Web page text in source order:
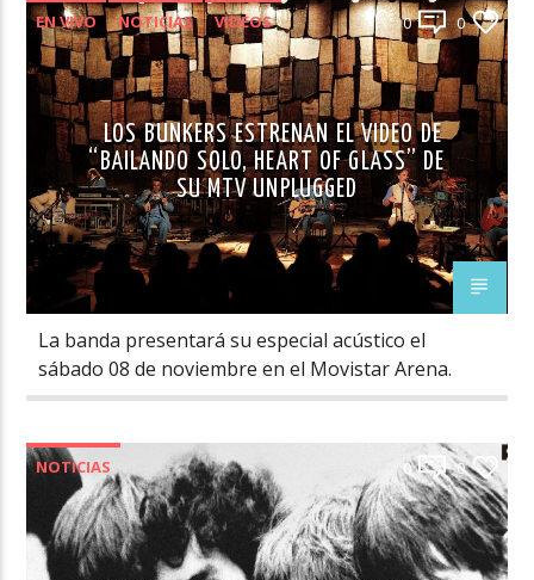
EN VIVO NOTICIAS VIDEOS 0 0
LOS BUNKERS ESTRENAN EL VIDEO DE
“BAILANDO SOLO, HEART OF GLASS” DE
SU MTV UNPLUGGED
La banda presentará su especial acústico el
sábado 08 de noviembre en el Movistar Arena.
NOTICIAS 0 0